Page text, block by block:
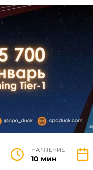
НА ЧТЕНИЕ
10 мин